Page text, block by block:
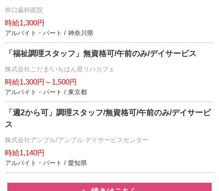
井口歯科医院
時給1,300円
アルバイト・パート / 神奈川県
「福祉調理スタッフ」無資格可/午前のみ/デイサービス
株式会社こだま/いちばん星リハカフェ
時給1,300円～1,500円
アルバイト・パート / 東京都
「週2から可」調理スタッフ/無資格可/午前のみ/デイサービ
ス
株式会社アンプル/アンプル デイサービスセンター
時給1,140円
アルバイト・パート / 愛知県